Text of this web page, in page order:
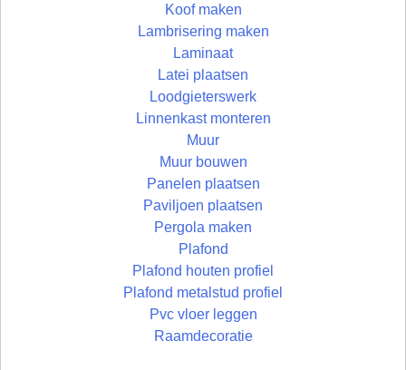
Koof maken
Lambrisering maken
Laminaat
Latei plaatsen
Loodgieterswerk
Linnenkast monteren
Muur
Muur bouwen
Panelen plaatsen
Paviljoen plaatsen
Pergola maken
Plafond
Plafond houten profiel
Plafond metalstud profiel
Pvc vloer leggen
Raamdecoratie